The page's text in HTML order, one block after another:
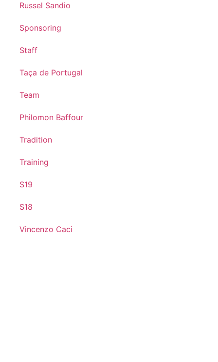
Russel Sandio
Sponsoring
Staff
Taça de Portugal
Team
Philomon Baffour
Tradition
Training
S19
S18
Vincenzo Caci